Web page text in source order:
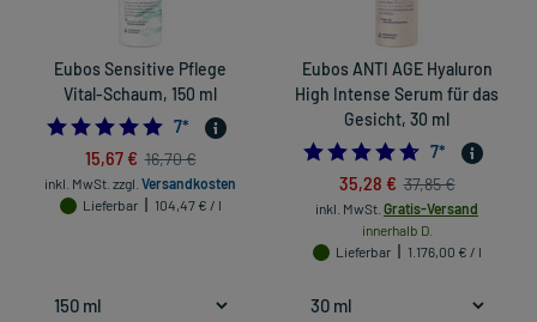
Eubos Sensitive Pflege
Vital-Schaum, 150 ml
4.857142857142857
7*
15,67 € 16,70 €
inkl. MwSt. zzgl. Versandkosten
Lieferbar
104,47 € / l
Eubos ANTI AGE Hyaluron
High Intense Serum für das
Gesicht, 30 ml
7*
35,28 € 37,85 €
inkl. MwSt. Gratis-Versand
innerhalb D.
Lieferbar
1.176,00 € / l